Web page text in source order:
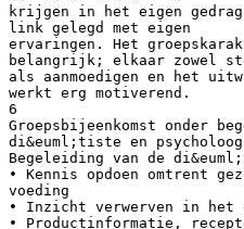
krijgen in het eigen
link gelegd met eigen
ervaringen. Het
belangrijk; elkaar zowel
als aanmoedigen en het
werkt erg motiverend.
6
Groepsbijeenkomst onder
di&euml;tiste en psycholoog
Begeleiding van de
• Kennis opdoen omtrent
voeding
• Inzicht verwerven in het
• Productinformatie,